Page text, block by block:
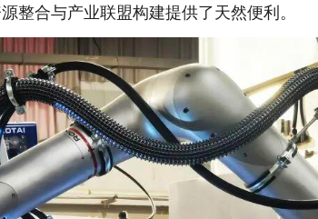
合与产业联盟构建提供了天然便利。